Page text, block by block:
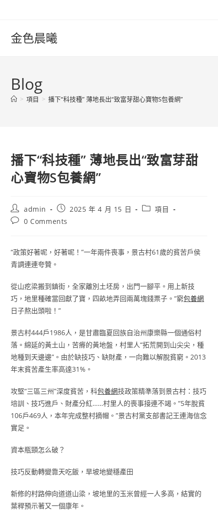
content金色晨曦
Blog
> 項目 > 播下“科技種” 薄地長出“致富芽甜心寶物S包養網”
播下“科技種” 薄地長出“致富芽甜
心寶物S包養網”
Post
author:
admin
Post
published:
2025 年 4 月 15 日
Post項目
Post0 Comments
“政策好著呢，好著呢！”一年兩件喪事，景古村61歲的貧苦戶侯
青調連連夸贊。
從山疙梁搬到鎮街，全家離別土坯房，出門一腳平。用上新技
巧，地里種確當回獻了寶，四畝地弄回兩萬塊錢票子。“窮包養網
日子熬出頭啦！”
景古村444戶1986人，是甘肅臨夏回族自治州康樂縣一個通俗村
落。綿延的黃土山，苦瘠的黃地盤，村里人“拓荒開到山尖尖，種
地種到天邊邊”。由於缺技巧、缺財產，一向難以解脫貧窮。2013
年末貧苦產生率高達31%。
攻堅“三區三州”深度貧苦，科包養網技政策精準落到景古村：技巧
培訓、技巧進戶、財產分紅……村里人的喪事接連不竭。“5年脫貧
106戶469人，本年完成整村摘帽。”景古村黨支部書記王連海信念
實足。
資本瓶頸怎么破？
技巧反動轉變靠天吃飯，旱坡地變穩產田
新修的村路伸向道道山梁，坡地里的玉米曾經一人多高，結實的
葉稈預示著又一個康年。